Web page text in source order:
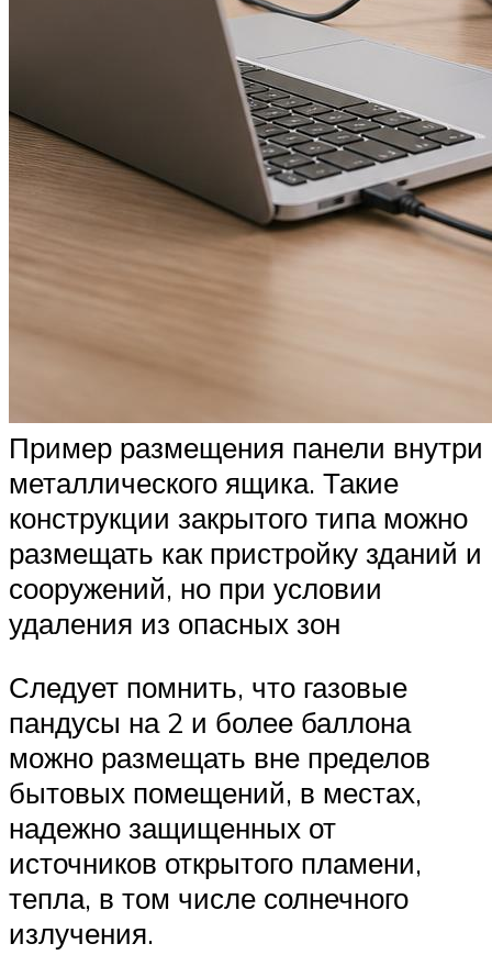
Пример размещения панели внутри
металлического ящика. Такие
конструкции закрытого типа можно
размещать как пристройку зданий и
сооружений, но при условии
удаления из опасных зон
Следует помнить, что газовые
пандусы на 2 и более баллона
можно размещать вне пределов
бытовых помещений, в местах,
надежно защищенных от
источников открытого пламени,
тепла, в том числе солнечного
излучения.